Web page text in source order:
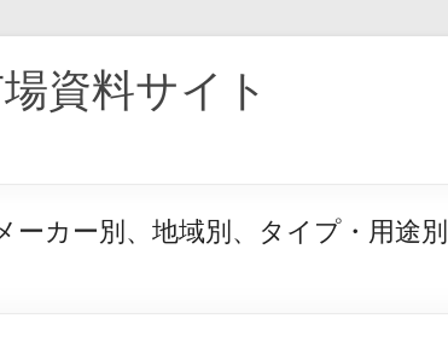
資料サイト
カー別、地域別、タイプ・用途別